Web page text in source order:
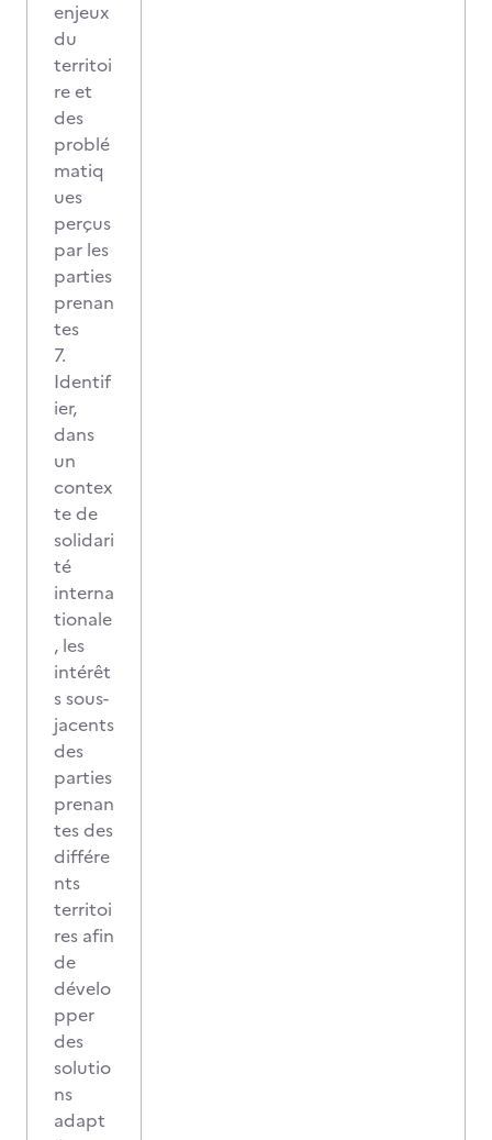
enjeux
du
territoi
re et
des
problé
matiq
ues
perçus
par les
parties
prenan
tes
7.
Identif
ier,
dans
un
contex
te de
solidari
té
interna
tionale
, les
intérêt
s sous-
jacents
des
parties
prenan
tes des
différe
nts
territoi
res afin
de
dévelo
pper
des
solutio
ns
adapt